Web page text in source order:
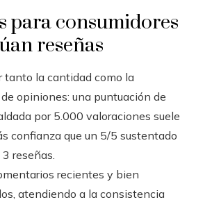
para consumidores
reseñas
tanto la cantidad como la
opiniones: una puntuación de
por 5.000 valoraciones suele
confianza que un 5/5 sustentado
reseñas.
recientes y bien
atendiendo a la consistencia